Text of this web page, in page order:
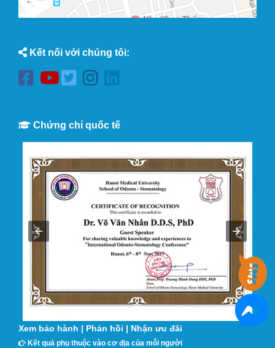
Kết nối với chúng tôi:
Chứng chỉ quốc tế
Xem bảo hành | Phản hồi | Nhận ưu đãi
Kết quả phụ thuộc vào cơ địa của mỗi người